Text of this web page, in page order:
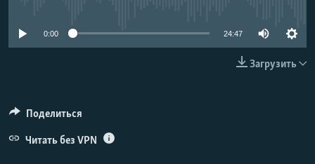
КРЫМ.НЕПОКОРЕННЫЙ
Все сайты RFE/RL
0:00 24:47
Загрузить
Поделиться
Читать без VPN